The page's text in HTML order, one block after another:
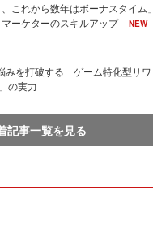
これから数年はボーナスタイム」
ーケターのスキルアップ
NEW
みを打破する ゲーム特化型リワ
の実力
記事一覧を見る